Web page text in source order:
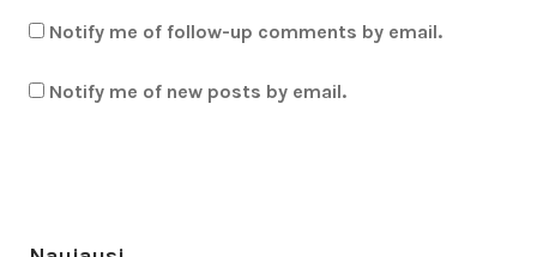
Notify me of follow-up comments by email.
Notify me of new posts by email.